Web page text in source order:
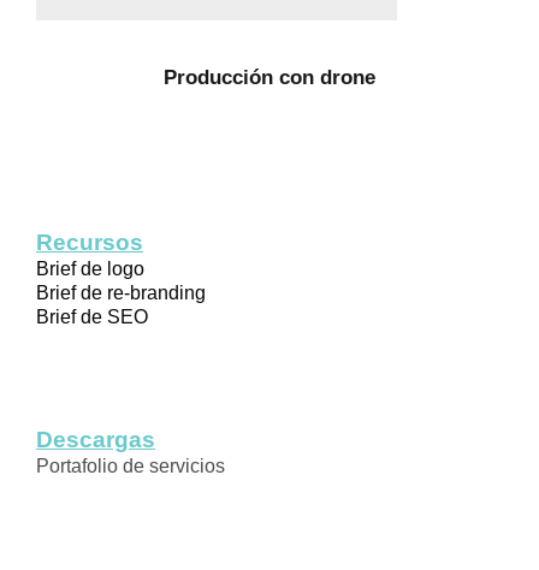
Producción con drone
Recursos
Brief de logo
Brief de re-branding
Brief de SEO
Descargas
Portafolio de servicios